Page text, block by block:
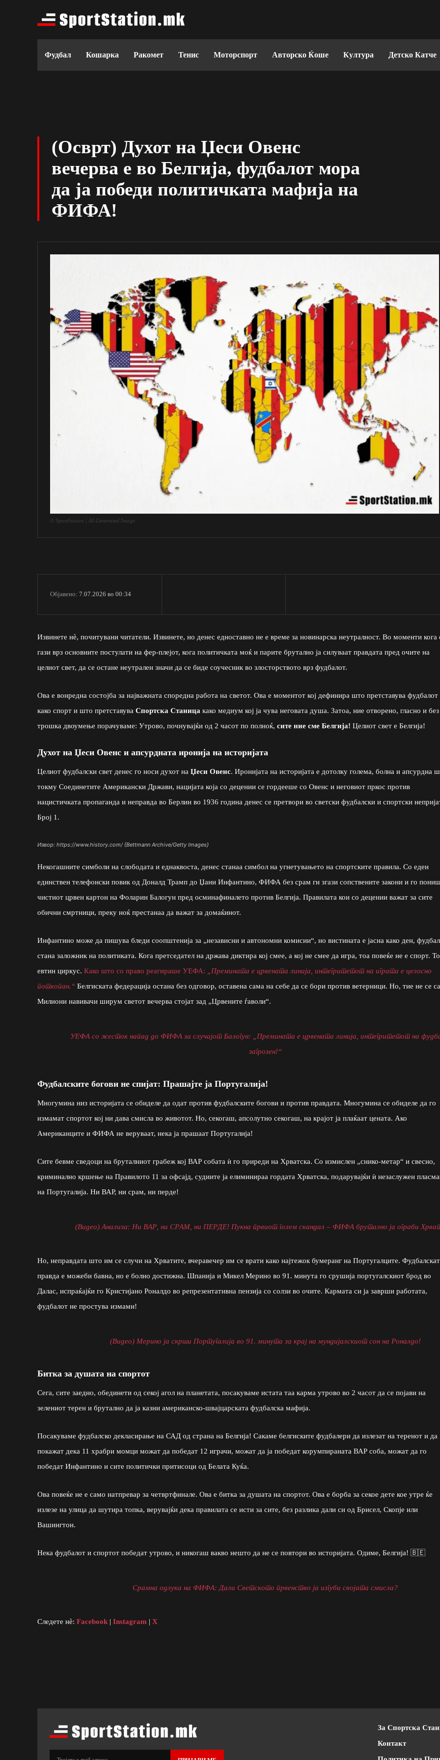
Фудбал Кошарка Ракомет Тенис Моторспорт Авторско Ќоше Култура Детско Катче
(Осврт) Духот на Џеси Овенс
вечерва е во Белгија, фудбалот мора
да ја победи политичката мафија на
ФИФА!
© SportStation | AI-Generated Image
Објавено: 7.07.2026 во 00:34
Извинете нè, почитувани читатели. Извинете, но денес едноставно не е време за новинарска неутралност. Во моменти кога
гази врз основните постулати на фер-плејот, кога политичката моќ и парите брутално ја силуваат правдата пред очите на
целиот свет, да се остане неутрален значи да се биде соучесник во злосторството врз фудбалот.
Ова е вонредна состојба за најважната споредна работа на светот. Ова е моментот кој дефинира што претставува фудбалот
како спорт и што претставува Спортска Станица како медиум кој ја чува неговата душа. Затоа, ние отворено, гласно и без
трошка двоумење порачуваме: Утрово, почнувајќи од 2 часот по полноќ, сите ние сме Белгија! Целиот свет е Белгија!
Духот на Џеси Овенс и апсурдната иронија на историјата
Целиот фудбалски свет денес го носи духот на Џеси Овенс. Иронијата на историјата е дотолку голема, болна и апсурдна
токму Соединетите Американски Држави, нацијата која со децении се гордееше со Овенс и неговиот пркос против
нацистичката пропаганда и неправда во Берлин во 1936 година денес се претвори во светски фудбалски и спортски
Број 1.
Извор: https://www.history.com/ {Bettmann Archive/Getty Images}
Некогашните симболи на слободата и еднаквоста, денес станаа симбол на угнетувањето на спортските правила. Со еден
единствен телефонски повик од Доналд Трамп до Џани Инфантино, ФИФА без срам ги згази сопствените закони и го
чистиот црвен картон на Фоларин Балогун пред осминафиналето против Белгија. Правилата кои со децении важат за сите
обични смртници, преку ноќ престанаа да важат за домаќинот.
Инфантино може да пишува бледи соопштенија за „независни и автономни комисии“, но вистината е јасна како ден,
стана заложник на политиката. Кога претседател на држава диктира кој смее, а кој не смее да игра, тоа повеќе не е спорт.
евтин циркус. Како што со право реагираше УЕФА:
„Премината е црвената линија, интегритетот на играта е целосно
поткопан.“ Белгиската федерација остана без одговор, оставена сама на себе да се бори против ветерници. Но, тие не се
Милиони навивачи ширум светот вечерва стојат зад „Црвените ѓаволи“.
УЕФА со жесток напад до ФИФА за случајот Балогун: „Премината е црвената линија, интегритетот на
загрозен!“
Фудбалските богови не спијат: Прашајте ја Португалија!
Многумина низ историјата се обиделе да одат против фудбалските богови и против правдата. Многумина се обиделе да го
измамат спортот кој ни дава смисла во животот. Но, секогаш, апсолутно секогаш, на крајот ја плаќаат цената. Ако
Американците и ФИФА не веруваат, нека ја прашаат Португалија!
Сите бевме сведоци на бруталниот грабеж кој ВАР собата ѝ го приреди на Хрватска. Со измислен „снико-метар“ и свесно,
криминално кршење на Правилото 11 за офсајд, судиите ја елиминираа гордата Хрватска, подарувајќи ѝ незаслужен
на Португалија. Ни ВАР, ни срам, ни перде!
(Видео) Анализа: Ни ВАР, ни СРАМ, ни ПЕРДЕ! Пукна првиот голем скандал – ФИФА брутално ја ограби
Но, неправдата што им се случи на Хрватите, вчеравечер им се врати како најтежок бумеранг на Португалците.
правда е можеби бавна, но е болно достижна. Шпанија и Микел Мерино во 91. минута го срушија португалскиот брод во
Далас, испраќајќи го Кристијано Роналдо во репрезентативна пензија со солзи во очите. Кармата си ја заврши работата,
фудбалот не простува измами!
(Видео) Мерино ја скрши Португалија во 91. минута за крај на мундијалскиот сон на Роналдо!
Битка за душата на спортот
Сега, сите заедно, обединети од секој агол на планетата, посакуваме истата таа карма утрово во 2 часот да се појави на
зелениот терен и брутално да ја казни американско-швајцарската фудбалска мафија.
Посакуваме фудбалско декласирање на САД од страна на Белгија! Сакаме белгиските фудбалери да излезат на теренот и да
покажат дека 11 храбри момци можат да победат 12 играчи, можат да ја победат корумпираната ВАР соба, можат да го
победат Инфантино и сите политички притисоци од Белата Куќа.
Ова повеќе не е само натпревар за четвртфинале. Ова е битка за душата на спортот. Ова е борба за секое дете кое утре ќе
излезе на улица да шутира топка, верувајќи дека правилата се исти за сите, без разлика дали си од Брисел, Скопје или
Вашингтон.
Нека фудбалот и спортот победат утрово, и никогаш вакво нешто да не се повтори во историјата. Одиме, Белгија! 🇧🇪
Срамна одлука на ФИФА: Дали Светското првенство ја изгуби својата смисла?
Следете нè: Facebook | Instagram | X
За Спортска
Контакт